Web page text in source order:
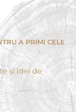
A PRIMI CELE
și idei de